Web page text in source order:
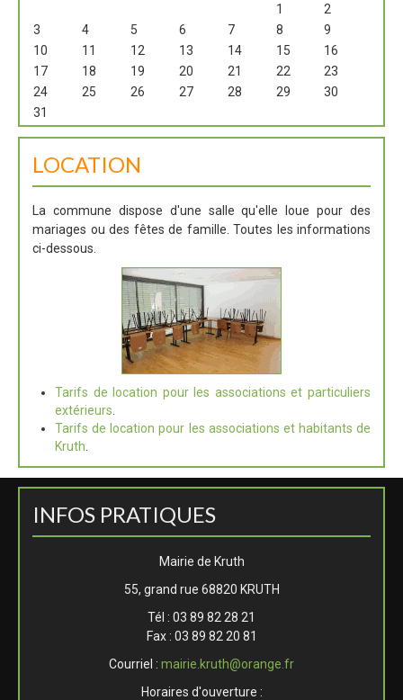
1
2
3
4 5 6 7 8
9
10
11 12 13 14 15
16
17
18 19 20 21 22
23
24
25 26 27 28 29
30
31
LOCATION
La commune dispose d'une salle qu'elle loue pour des
mariages ou des fêtes de famille. Toutes les informations
ci-dessous.
Tarifs de location pour les associations et particuliers
extérieurs
Tarifs de location pour les associations et habitants de
Kruth
INFOS PRATIQUES
Mairie de Kruth
55, grand rue 68820 KRUTH
Tél : 03 89 82 28 21
Fax : 03 89 82 20 81
Courriel : mairie.kruth@orange.fr
Horaires d'ouverture :